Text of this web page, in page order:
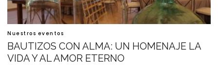
Nuestros eventos
BAUTIZOS CON ALMA: UN HOMENAJE LA
VIDA Y AL AMOR ETERNO